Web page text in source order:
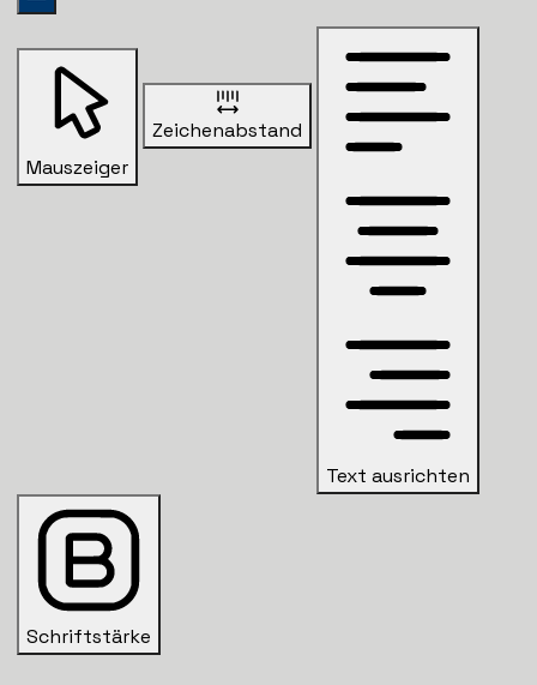
Mauszeiger
Zeichenabstand
Text ausrichten
Schriftstärke